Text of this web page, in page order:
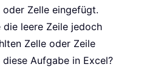
Zelle eingefügt.
die leere Zeile jedoch
Zelle oder Zeile
Aufgabe in Excel?